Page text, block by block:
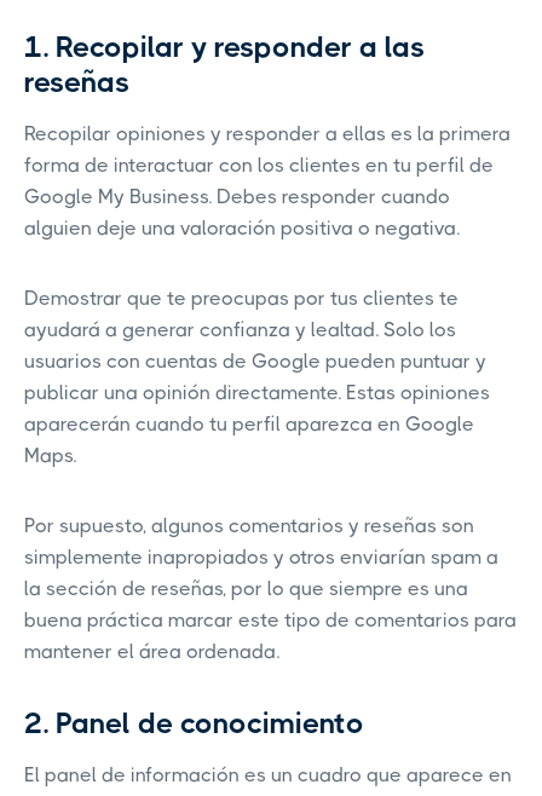
1. Recopilar y responder a las
reseñas
Recopilar opiniones y responder a ellas es la primera
forma de interactuar con los clientes en tu perfil de
Google My Business. Debes responder cuando
alguien deje una valoración positiva o negativa.
Demostrar que te preocupas por tus clientes te
ayudará a generar confianza y lealtad. Solo los
usuarios con cuentas de Google pueden puntuar y
publicar una opinión directamente. Estas opiniones
aparecerán cuando tu perfil aparezca en Google
Maps.
Por supuesto, algunos comentarios y reseñas son
simplemente inapropiados y otros enviarían spam a
la sección de reseñas, por lo que siempre es una
buena práctica marcar este tipo de comentarios para
mantener el área ordenada.
2. Panel de conocimiento
El panel de información es un cuadro que aparece en